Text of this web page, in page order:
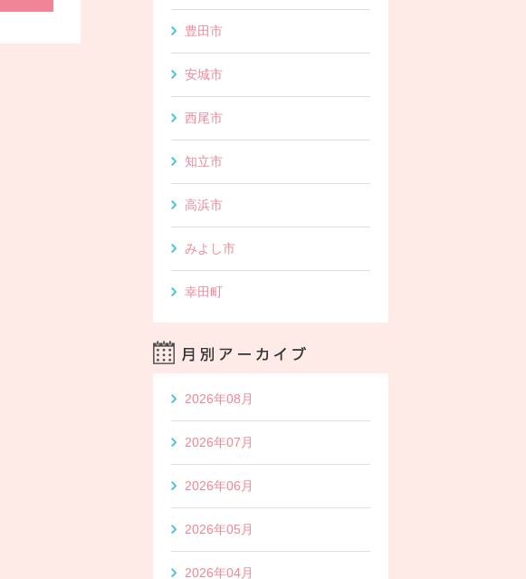
豊田市
安城市
西尾市
知立市
高浜市
みよし市
幸田町
2026年08月
2026年07月
2026年06月
2026年05月
2026年04月